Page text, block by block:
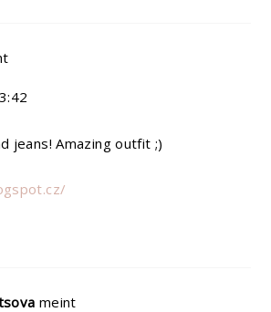
jeans! Amazing outfit ;)
meint